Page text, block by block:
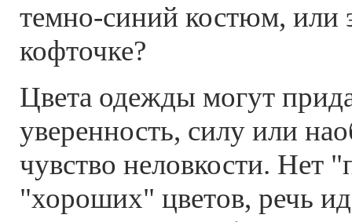
темно-синий костюм, или
кофточке?
Цвета одежды могут
уверенность, силу или
чувство неловкости. Нет
"хороших" цветов, речь